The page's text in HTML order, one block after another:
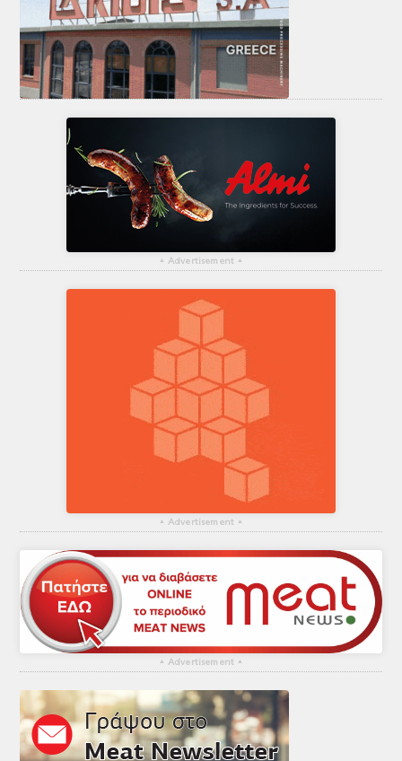
▴ Advertisement ▴
▴ Advertisement ▴
▴ Advertisement ▴